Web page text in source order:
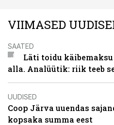
VIIMASED
SAATED
Läti toidu
alla. Analüütik: riik teeb
UUDISED
Coop Järva uuendas
kopsaka summa eest